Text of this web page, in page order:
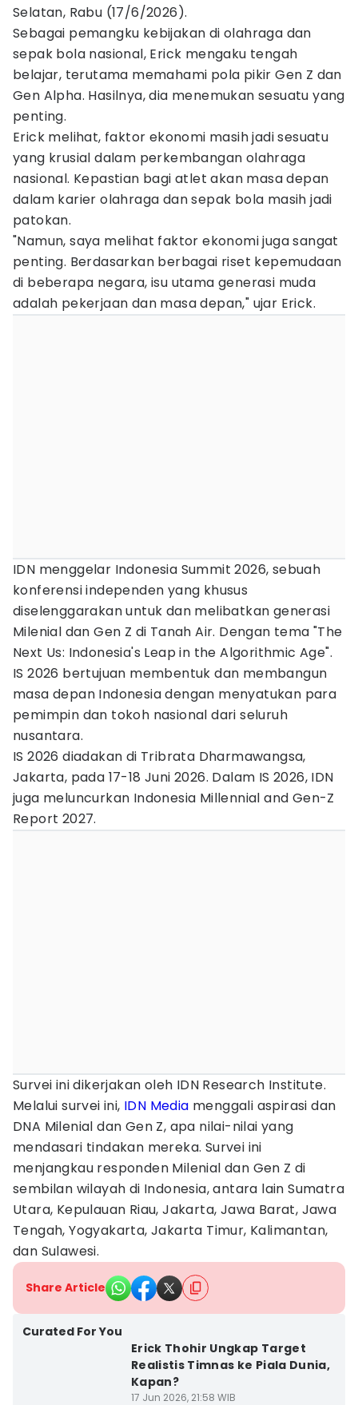
Selatan, Rabu (17/6/2026).
Sebagai pemangku kebijakan di olahraga dan
sepak bola nasional, Erick mengaku tengah
belajar, terutama memahami pola pikir Gen Z dan
Gen Alpha. Hasilnya, dia menemukan sesuatu yang
penting.
Erick melihat, faktor ekonomi masih jadi sesuatu
yang krusial dalam perkembangan olahraga
nasional. Kepastian bagi atlet akan masa depan
dalam karier olahraga dan sepak bola masih jadi
patokan.
"Namun, saya melihat faktor ekonomi juga sangat
penting. Berdasarkan berbagai riset kepemudaan
di beberapa negara, isu utama generasi muda
adalah pekerjaan dan masa depan," ujar Erick.
IDN menggelar Indonesia Summit 2026, sebuah
konferensi independen yang khusus
diselenggarakan untuk dan melibatkan generasi
Milenial dan Gen Z di Tanah Air. Dengan tema "The
Next Us: Indonesia's Leap in the Algorithmic Age".
IS 2026 bertujuan membentuk dan membangun
masa depan Indonesia dengan menyatukan para
pemimpin dan tokoh nasional dari seluruh
nusantara.
IS 2026 diadakan di Tribrata Dharmawangsa,
Jakarta, pada 17-18 Juni 2026. Dalam IS 2026, IDN
juga meluncurkan Indonesia Millennial and Gen-Z
Report 2027.
Survei ini dikerjakan oleh IDN Research Institute.
Melalui survei ini, IDN Media menggali aspirasi dan
DNA Milenial dan Gen Z, apa nilai-nilai yang
mendasari tindakan mereka. Survei ini
menjangkau responden Milenial dan Gen Z di
sembilan wilayah di Indonesia, antara lain Sumatra
Utara, Kepulauan Riau, Jakarta, Jawa Barat, Jawa
Tengah, Yogyakarta, Jakarta Timur, Kalimantan,
dan Sulawesi.
Share Article
Curated For You
Erick Thohir Ungkap Target
Realistis Timnas ke Piala Dunia,
Kapan?
17 Jun 2026, 21:58 WIB